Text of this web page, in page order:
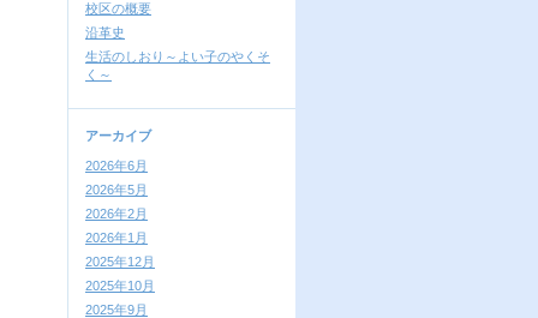
校区の概要
沿革史
生活のしおり～よい子のやくそ
く～
アーカイブ
2026年6月
2026年5月
2026年2月
2026年1月
2025年12月
2025年10月
2025年9月